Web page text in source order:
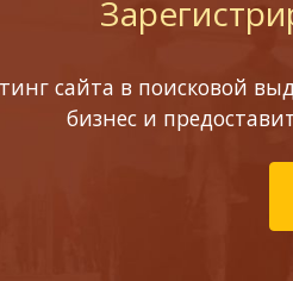
сайта в поисковой
бизнес и